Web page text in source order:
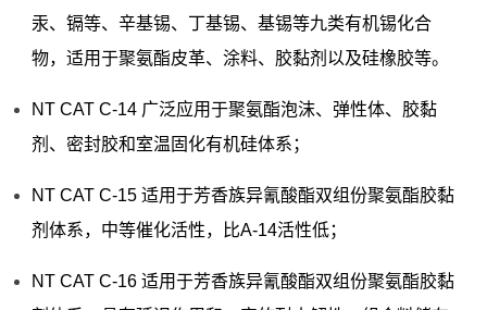
汞、镉等、辛基锡、丁基锡、基锡等九类有机锡化合
物，适用于聚氨酯皮革、涂料、胶黏剂以及硅橡胶等。
NT CAT C-14 广泛应用于聚氨酯泡沫、弹性体、胶黏
剂、密封胶和室温固化有机硅体系；
NT CAT C-15 适用于芳香族异氰酸酯双组份聚氨酯胶黏
剂体系，中等催化活性，比A-14活性低；
NT CAT C-16 适用于芳香族异氰酸酯双组份聚氨酯胶黏